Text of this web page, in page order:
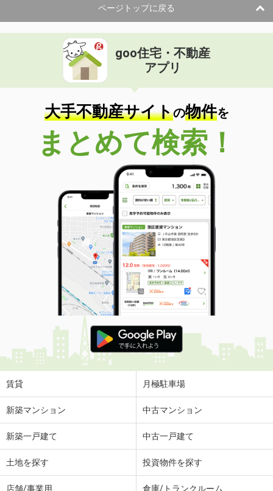
ページトップに戻る
goo住宅・不動産
アプリ
大手不動産サイトの物件を
まとめて検索！
賃貸 月極駐車場
新築マンション 中古マンション
新築一戸建て 中古一戸建て
土地を探す 投資物件を探す
店舗/事業用 倉庫/トランクルーム